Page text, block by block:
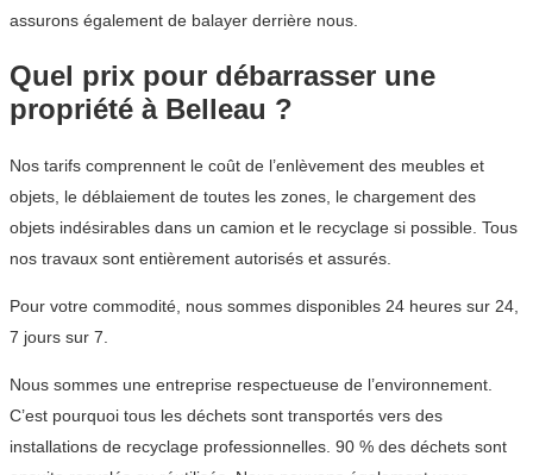
assurons également de balayer derrière nous.
Quel prix pour débarrasser une
propriété à Belleau ?
Nos tarifs comprennent le coût de l’enlèvement des meubles et
objets, le déblaiement de toutes les zones, le chargement des
objets indésirables dans un camion et le recyclage si possible. Tous
nos travaux sont entièrement autorisés et assurés.
Pour votre commodité, nous sommes disponibles 24 heures sur 24,
7 jours sur 7.
Nous sommes une entreprise respectueuse de l’environnement.
C’est pourquoi tous les déchets sont transportés vers des
installations de recyclage professionnelles. 90 % des déchets sont